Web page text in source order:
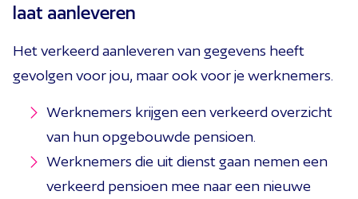
laat aanleveren
Het verkeerd aanleveren van gegevens heeft
gevolgen voor jou, maar ook voor je werknemers.
Werknemers krijgen een verkeerd overzicht
van hun opgebouwde pensioen.
Werknemers die uit dienst gaan nemen een
verkeerd pensioen mee naar een nieuwe